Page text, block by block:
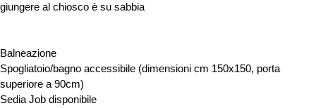
giungere al chiosco è su sabbia
Balneazione
Spogliatoio/bagno accessibile (dimensioni cm 150x150, porta
superiore a 90cm)
Sedia Job disponibile